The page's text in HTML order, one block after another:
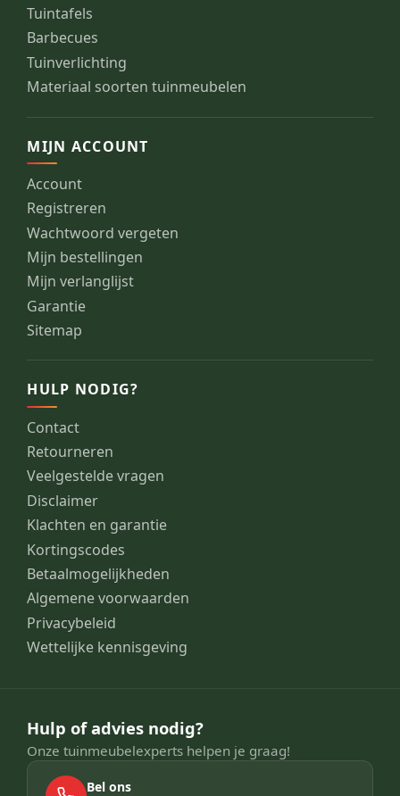
Tuintafels
Barbecues
Tuinverlichting
Materiaal soorten tuinmeubelen
MIJN ACCOUNT
Account
Registreren
Wachtwoord vergeten
Mijn bestellingen
Mijn verlanglijst
Garantie
Sitemap
HULP NODIG?
Contact
Retourneren
Veelgestelde vragen
Disclaimer
Klachten en garantie
Kortingscodes
Betaalmogelijkheden
Algemene voorwaarden
Privacybeleid
Wettelijke kennisgeving
Hulp of advies nodig?
Onze tuinmeubelexperts helpen je graag!
Bel ons